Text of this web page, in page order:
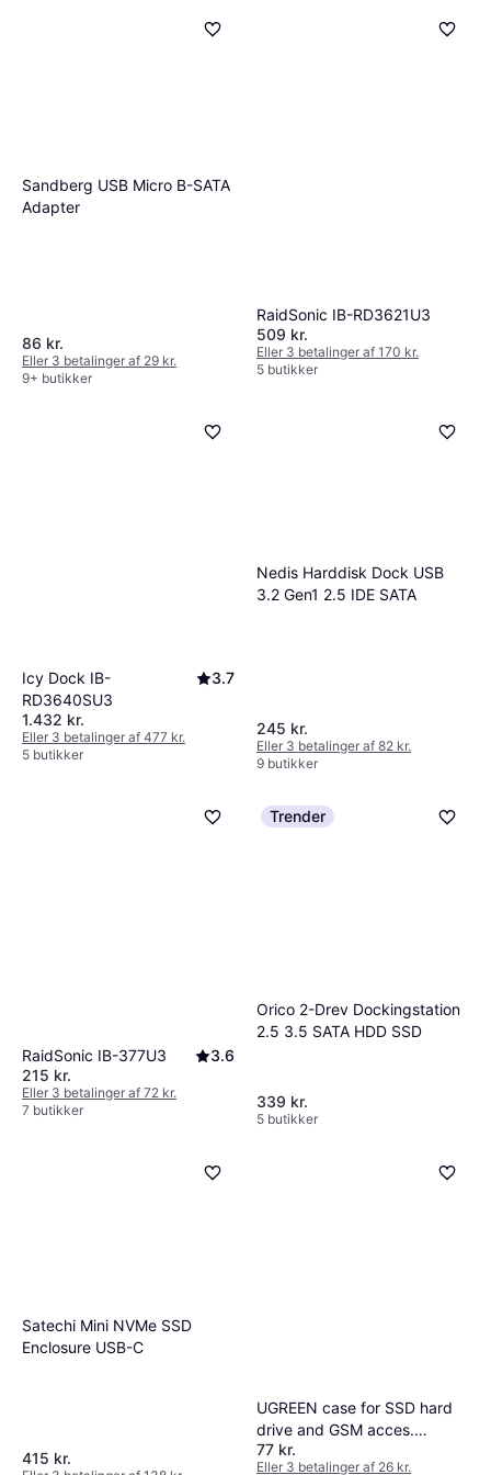
Sandberg USB Micro B-SATA
Adapter
86 kr.
Eller 3 betalinger af 29 kr.
9+ butikker
RaidSonic IB-RD3621U3
509 kr.
Eller 3 betalinger af 170 kr.
5 butikker
Icy Dock IB-
RD3640SU3
3.7
1.432 kr.
Eller 3 betalinger af 477 kr.
5 butikker
Nedis Harddisk Dock USB
3.2 Gen1 2.5 IDE SATA
245 kr.
Eller 3 betalinger af 82 kr.
9 butikker
RaidSonic IB-377U3
3.6
215 kr.
Eller 3 betalinger af 72 kr.
7 butikker
Trender
Orico 2-Drev Dockingstation
2.5 3.5 SATA HDD SSD
339 kr.
5 butikker
Satechi Mini NVMe SSD
Enclosure USB-C
415 kr.
UGREEN case for SSD hard
drive and GSM acces.
[Levering: 4-5 dage]
77 kr.
Eller 3 betalinger af 26 kr.